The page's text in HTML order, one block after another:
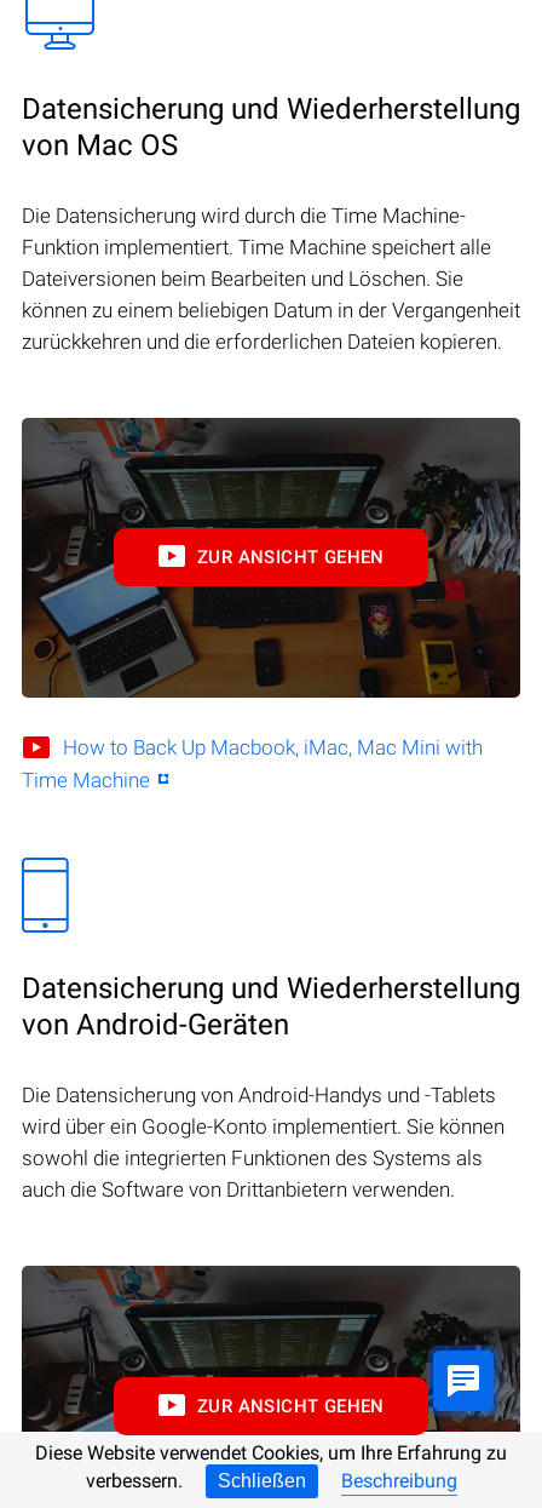
Datensicherung und Wiederherstellung
von Mac OS
Die Datensicherung wird durch die Time Machine-
Funktion implementiert. Time Machine speichert alle
Dateiversionen beim Bearbeiten und Löschen. Sie
können zu einem beliebigen Datum in der Vergangenheit
zurückkehren und die erforderlichen Dateien kopieren.
ZUR ANSICHT GEHEN
How to Back Up Macbook, iMac, Mac Mini with
Time Machine
Datensicherung und Wiederherstellung
von Android-Geräten
Die Datensicherung von Android-Handys und -Tablets
wird über ein Google-Konto implementiert. Sie können
sowohl die integrierten Funktionen des Systems als
auch die Software von Drittanbietern verwenden.
ZUR ANSICHT GEHEN
Diese Website verwendet Cookies, um Ihre Erfahrung zu
verbessern.
Schließen Beschreibung